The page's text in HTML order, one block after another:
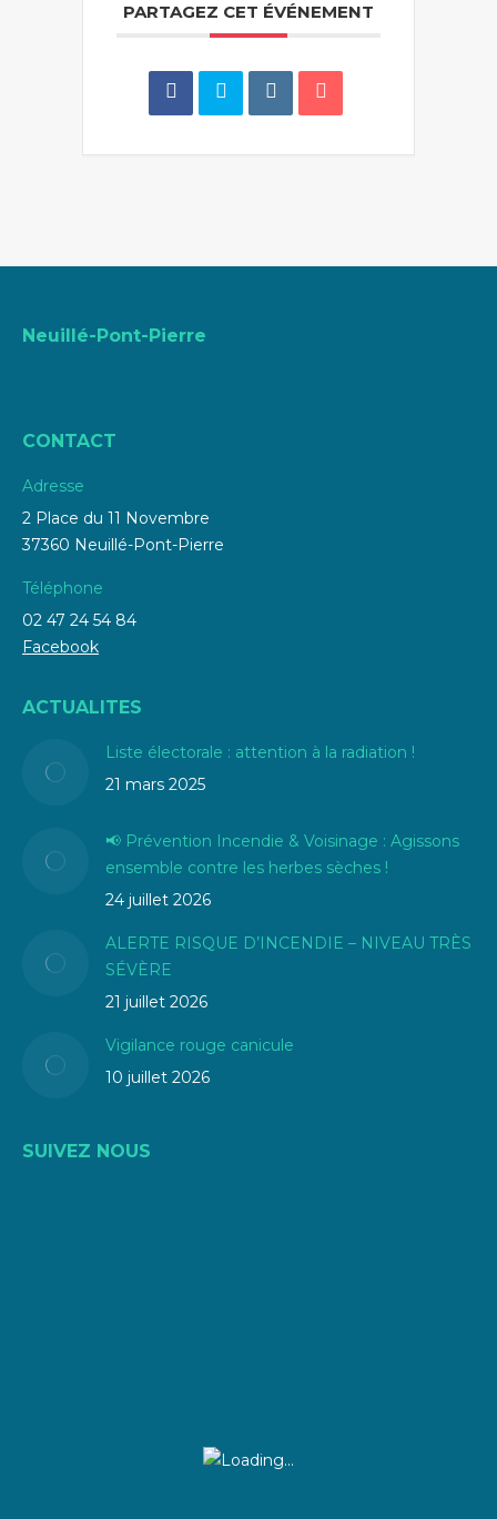
PARTAGEZ CET ÉVÉNEMENT
Neuillé-Pont-Pierre
CONTACT
Adresse
2 Place du 11 Novembre
37360 Neuillé-Pont-Pierre
Téléphone
02 47 24 54 84
Facebook
ACTUALITES
Liste électorale : attention à la radiation !
21 mars 2025
📢 Prévention Incendie & Voisinage : Agissons
ensemble contre les herbes sèches !
24 juillet 2026
ALERTE RISQUE D’INCENDIE – NIVEAU TRÈS
SÉVÈRE
21 juillet 2026
Vigilance rouge canicule
10 juillet 2026
SUIVEZ NOUS